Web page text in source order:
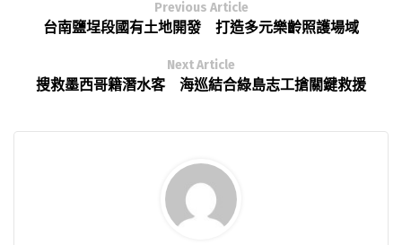
Previous Article
台南鹽埕段國有土地開發 打造多元樂齡照護場域
Next Article
搜救墨西哥籍潛水客 海巡結合綠島志工搶關鍵救援